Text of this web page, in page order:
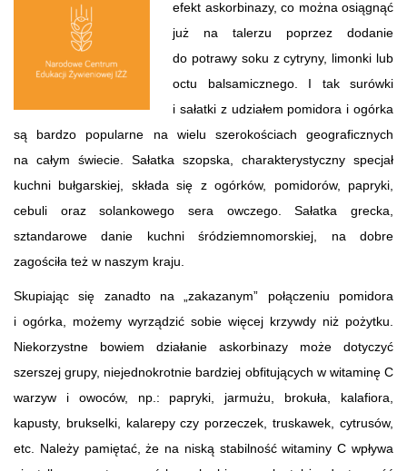
efekt askorbinazy, co można osiągnąć
już na talerzu poprzez dodanie
do potrawy soku z cytryny, limonki lub
octu balsamicznego. I tak surówki
i sałatki z udziałem pomidora i ogórka
są bardzo popularne na wielu szerokościach geograficznych
na całym świecie. Sałatka szopska, charakterystyczny specjał
kuchni bułgarskiej, składa się z ogórków, pomidorów, papryki,
cebuli oraz solankowego sera owczego. Sałatka grecka,
sztandarowe danie kuchni śródziemnomorskiej, na dobre
zagościła też w naszym kraju.
Skupiając się zanadto na „zakazanym” połączeniu pomidora
i ogórka, możemy wyrządzić sobie więcej krzywdy niż pożytku.
Niekorzystne bowiem działanie askorbinazy może dotyczyć
szerszej grupy, niejednokrotnie bardziej obfitujących w witaminę C
warzyw i owoców, np.: papryki, jarmużu, brokuła, kalafiora,
kapusty, brukselki, kalarepy czy porzeczek, truskawek, cytrusów,
etc. Należy pamiętać, że na niską stabilność witaminy C wpływa